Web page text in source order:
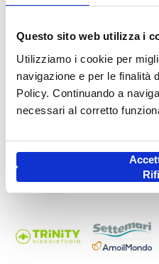
Questo sito web utilizza i
Utilizziamo i cookie per
navigazione e per le finalità
Policy. Continuando a
necessari al corretto